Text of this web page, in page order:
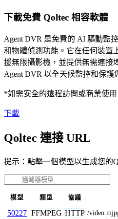
下載免費 Qoltec 相容軟體
Agent DVR 是免費的 AI 驅動監
和物體偵測功能。它在任何裝置
援無限攝影機，並提供無需連接
Agent DVR 以全天候監控和保護
*如需安全的遠程訪問或商業使
下載
Qoltec 連接 URL
提示：點擊一個模型以生成您的
模型 類型 協議
50227 FFMPEG HTTP /